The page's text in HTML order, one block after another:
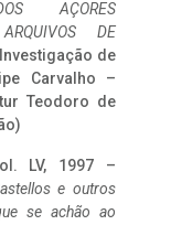
AÇORES
DE
de
Carvalho –
Teodoro de
LV, 1997 –
e outros
se achão ao